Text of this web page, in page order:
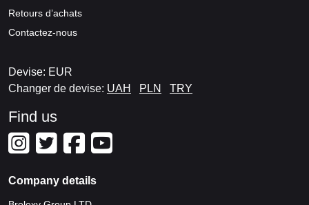
Retours d’achats
Contactez-nous
Devise: EUR
Changer de devise: UAH PLN TRY
Find us
Company details